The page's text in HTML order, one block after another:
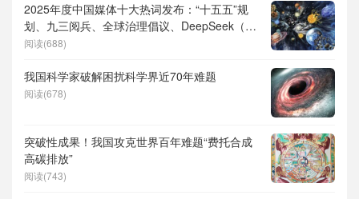
2025年度中国媒体十大热词发布：“十五五”规
划、九三阅兵、全球治理倡议、DeepSeek（深
度求索）、人形机器人、苏超、票根经济、育
阅读(688)
我国科学家破解困扰科学界近70年难题
阅读(678)
突破性成果！我国攻克世界百年难题“费托合成
高碳排放”
阅读(743)